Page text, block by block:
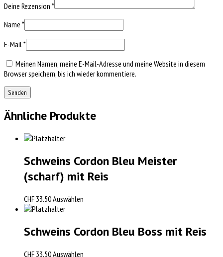
Deine Rezension *
Name *
E-Mail *
Meinen Namen, meine E-Mail-Adresse und meine Website in diesem
Browser speichern, bis ich wieder kommentiere.
Ähnliche Produkte
Schweins Cordon Bleu Meister
(scharf) mit Reis
CHF 33.50Auswählen
Schweins Cordon Bleu Boss mit Reis
CHF 33.50Auswählen